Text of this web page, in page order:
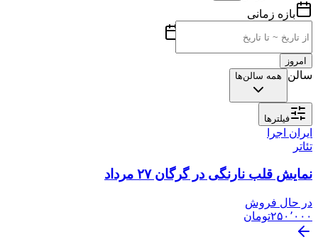
بازه زمانی
امروز
سالن همه سالن‌ها
فیلترها
ایران اجرا
تئاتر
نمایش قلب نارنگی در گرگان ۲۷ مرداد
در حال فروش
۲۵۰٬۰۰۰تومان